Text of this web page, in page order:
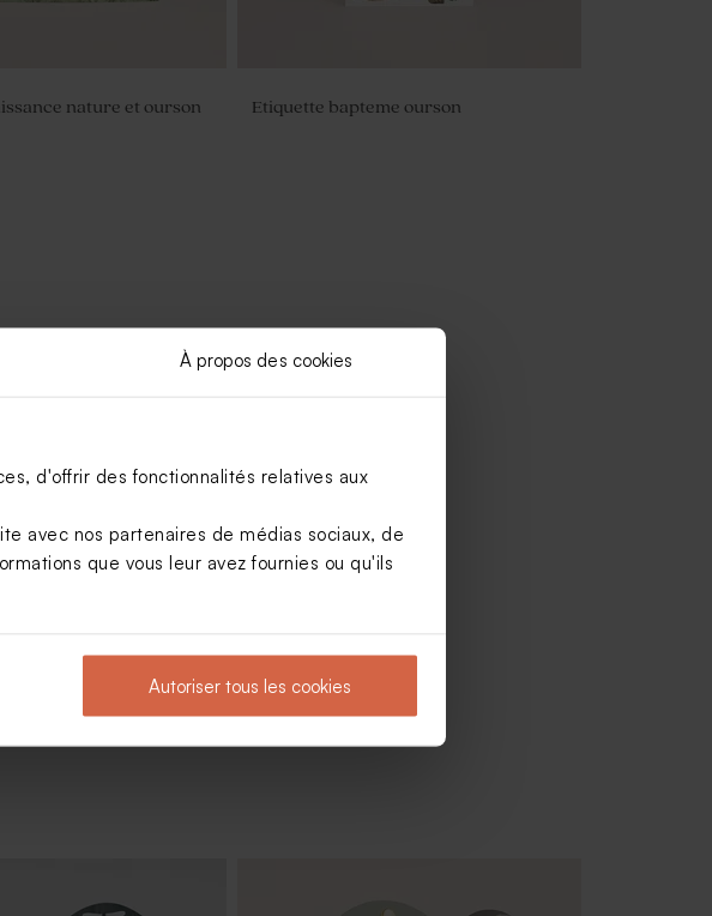
À propos des cookies
d'offrir des fonctionnalités relatives aux
avec nos partenaires de médias sociaux, de
que vous leur avez fournies ou qu'ils
Autoriser tous les cookies
nature et ourson Etiquette bapteme ourson